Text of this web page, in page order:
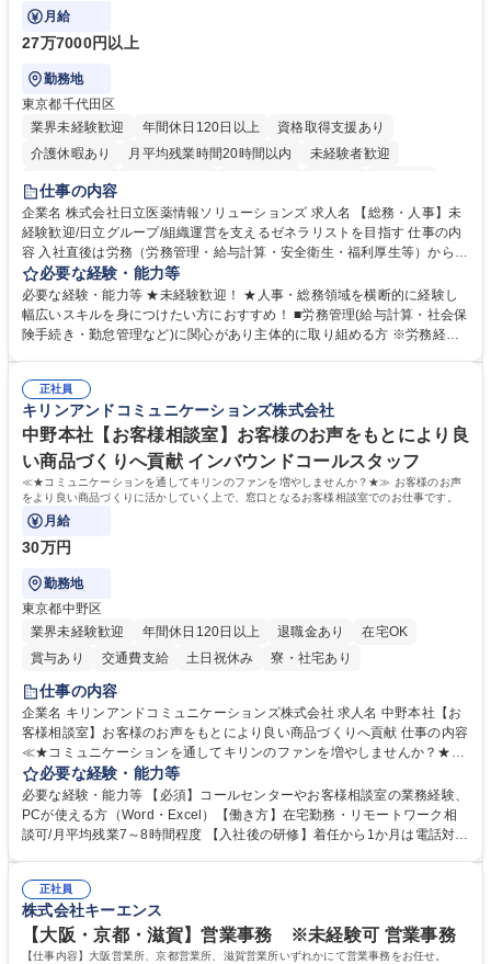
ます。
月給
27万7000円以上
勤務地
東京都千代田区
業界未経験歓迎
年間休日120日以上
資格取得支援あり
介護休暇あり
月平均残業時間20時間以内
未経験者歓迎
住宅手当あり
育休あり
完全週休2日制 交通費支給 土日祝休み 寮・社宅あり
仕事の内容
企業名 株式会社日立医薬情報ソリューションズ 求人名 【総務・人事】未
経験歓迎/日立グループ/組織運営を支えるゼネラリストを目指す 仕事の内
容 入社直後は労務（労務管理・給与計算・安全衛生・福利厚生等）からお
任せいたします。将来は総務・採用・教育業務へ守備範囲を広げ、組織運
営を支えるゼネラリストをめざせます。 ・初期業務：労働時間管理、給与
計算、社会保険対応、福利厚生管理、安全衛生、健康経営推進等をお任せ
します。ご経験に応じて、休職者管理など、幅広く経験を積んでいただき
幅広く経験を積みたい意欲がある方に最適な環境です。 募集職種 【総
務・人事】未経験歓迎/日立グループ/組織運営を支えるゼネラリストを目
指す
必要な経験・能力等
必要な経験・能力等 ★未経験歓迎！ ★人事・総務領域を横断的に経験し
幅広いスキルを身につけたい方におすすめ！ ■労務管理(給与計算・社会保
険手続き・勤怠管理など)に関心があり主体的に取り組める方 ※労務経験
のご経験 ■労務管理（給与計算・社会保険手続き・勤怠管理など）の経験
■衛生管理者の資格をお持ちの方 学歴・資格 学歴：大学院 大学 高専 短大
専修学校 高校 語学力： 資格：
正社員
キリンアンドコミュニケーションズ株式会社
中野本社【お客様相談室】お客様のお声をもとにより良
い商品づくりへ貢献 インバウンドコールスタッフ
≪★コミュニケーションを通してキリンのファンを増やしませんか？★≫ お客様のお声
をより良い商品づくりに活かしていく上で、窓口となるお客様相談室でのお仕事です。
月給
30万円
勤務地
東京都中野区
業界未経験歓迎
年間休日120日以上 退職金あり
在宅OK
賞与あり
交通費支給 土日祝休み 寮・社宅あり
仕事の内容
企業名 キリンアンドコミュニケーションズ株式会社 求人名 中野本社【お
客様相談室】お客様のお声をもとにより良い商品づくりへ貢献 仕事の内容
≪★コミュニケーションを通してキリンのファンを増やしませんか？★≫
お客様のお声をより良い商品づくりに活かしていく上で、窓口となるお客
様相談室でのお仕事です。 日々お客様からいただくキリングループへのご
意見を、企業活動に活かしています。お客様からの声に迅速かつ誠意をも
って対応、情報提供するとともにグループ内活動に反映しています。 【具
平均100件前後■メール・手紙：同上40件前後 募集職種 中野本社【お客様
相談室】お客様のお声をもとにより良い商品づくりへ貢献
必要な経験・能力等
必要な経験・能力等 【必須】コールセンターやお客様相談室の業務経験、
PCが使える方（Word・Excel）【働き方】在宅勤務・リモートワーク相
談可/月平均残業7～8時間程度 【入社後の研修】着任から1か月は電話対応
すのでご安心ください。 【当社について】キリングループの広報機能を担
う会社として、お客様との出会いを大切にし、磨き上げたホスピタリティ
を込めてコミュニケーションをとりながら広報関連業務を行っておりま
す。 学歴・資格 学歴：大学院 大学 高専 短大 専修学校 高校 語学力： 資
正社員
株式会社キーエンス
【大阪・京都・滋賀】営業事務 ※未経験可 営業事務
【仕事内容】大阪営業所、京都営業所、滋賀営業所いずれかにて営業事務をお任せ。